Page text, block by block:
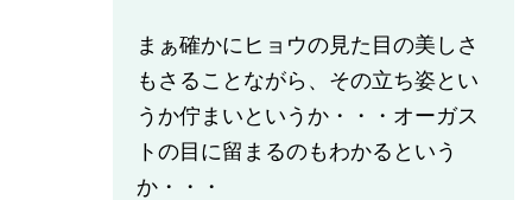
まぁ確かにヒョウの見た目の美しさ
もさることながら、その立ち姿とい
うか佇まいというか・・・オーガス
トの目に留まるのもわかるという
か・・・